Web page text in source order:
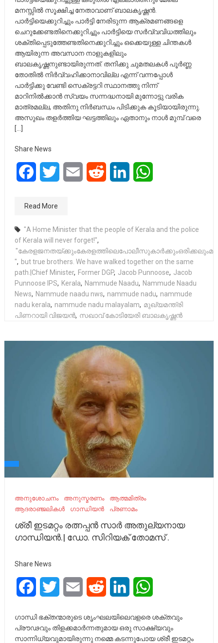
മനസ്സിൽ സൂക്ഷിച്ച നേതാവാണ് ബാലകൃഷ്ണൻ.
പാർട്ടിയെക്കുറിച്ചും പാർട്ടി നേരിടുന്ന ആക്രമണങ്ങളെ
ചെറുക്കേണ്ടതിനെക്കുറിച്ചും പാർട്ടിയെ സർവ്വവിധത്തിലും
ശക്തിപ്പെടുത്തേണ്ടതിനെക്കുറിച്ചും ഒക്കെയുള്ള ചിന്തകൾ
ആയിരുന്ന അവസാന നാളുകളിലും
ബാലകൃഷ്ണനുണ്ടായിരുന്നത്. തനിക്കു ചുമതലകൾ പൂർണ്ണ
തോതിൽ നിർവ്വഹിക്കാനാവില്ല എന്ന് വന്നപ്പോൾ
പാർട്ടിക്കു വേണ്ടി സെക്രട്ടറി സ്ഥാനത്തു നിന്ന്
മാറിനിൽക്കാൻ സ്വയം സന്നദ്ധനായി മുന്നോട്ടു വരിക
മാത്രമല്ല, അതിനു നിർബന്ധം പിടിക്കുക കൂടിയായിരുന്നു.
അസുഖം തളർത്തിയ ഘട്ടത്തിലും ഏതാനും നാൾ മുമ്പ് വരെ
[…]
Share News
FacebookTwitter Email Reddit LinkedIn
Read More
"A Home Minister that the people of Kerala and the police
of Kerala will never forget!",
", but true brothers. We have walked together on the same
path.|Chief Minister, Former DGP, Jacob Punnoose, Jacob
Punnoose IPS, Kerala, Nammude Naadu, Nammude Naadu
News, Nammude naadu nws, nammude nadu, nammude
nadu kerala, nammude nadu malayalam, മുഖ്യമന്ത്രി
പിണറായി വിജയൻ, സഖാവ് കോടിയേരി ബാലകൃഷ്ണൻ
അനുശോചനം അനുസ്മരണം
ആത്മമിത്രം
ആദരാഞ്ജലികൾ
ഗാന്ധിയൻ പ്രണാമം
ശ്രീ ഇടമറ്റം രത്നപ്പൻ സാർ അതുല്യനായ
ഗാന്ധിയൻ.| ഡോ. സിറിയക് തോമസ് .
Share News
FacebookTwitter Email Reddit LinkedIn
ഗാന്ധി ഭക്തന്മാരുടെ ശൃംഘലയിലെവളരെ ശക്തവും
പ്രൗഢവും തിളക്കമാർന്നതുമായ ഒരു സാക്ഷ്യവും
സാന്നിധ്യവുമായിരുന്നു നമ്മെ കടന്നുപോയ ശ്രീ ഇടമറ്റം